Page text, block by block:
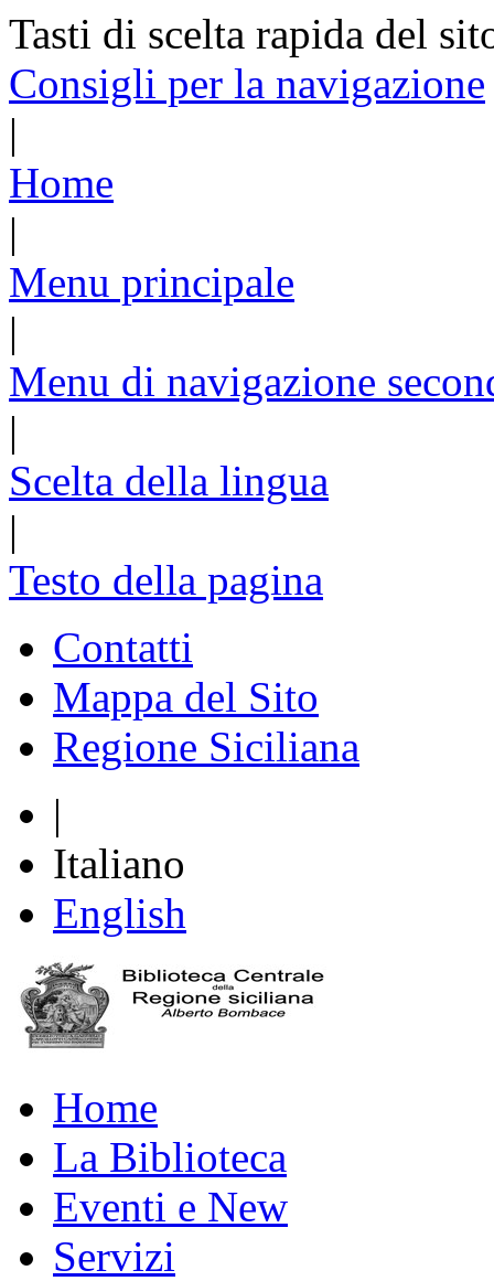
Tasti di scelta rapida del
Consigli per la navigazione
|
Home
|
Menu principale
|
Menu di navigazione
|
Scelta della lingua
|
Testo della pagina
Contatti
Mappa del Sito
Regione Siciliana
|
Italiano
English
Home
La Biblioteca
Eventi e New
Servizi